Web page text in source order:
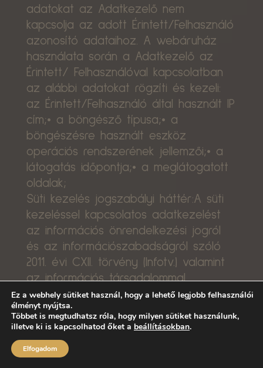
adatokat az Adatkezelő nem
kapcsolja az adott Érintett/Felhasználó
azonosító adataihoz. A webáruház
használata során a Adatkezelő az
Érintett/ Felhasználóval kapcsolatban
az alábbi adatokat rögzíti és kezeli:
az Érintett/Felhasználó által használt IP
cím;• a böngésző típusa;• a
böngészésre használt eszköz
operációs rendszerének jellemzői;• a
látogatás időpontja;• a meglátogatott
oldalak;
Süti kezelés jogszabályi háttér:A süti
kezeléssel kapcsolatos adatkezelést
az információs önrendelkezési jogról
és az információszabadságról szóló
2011. évi CXII. törvény (Infotv.) valamint
az információs társadalommal
összefüggő szolgáltatások egyes
kérdéseiről szóló 2001. évi CVIII.
törvény információs társadalommal
összefüggő szolgáltatások egyes
kérdéseiről szóló rész tartalmazza.
Ez a webhely sütiket használ, hogy a lehető legjobb felhasználói
élményt nyújtsa.
Többet is megtudhatsz róla, hogy milyen sütiket használunk,
illetve ki is kapcsolhatod őket a beállításokban.
Elfogadom